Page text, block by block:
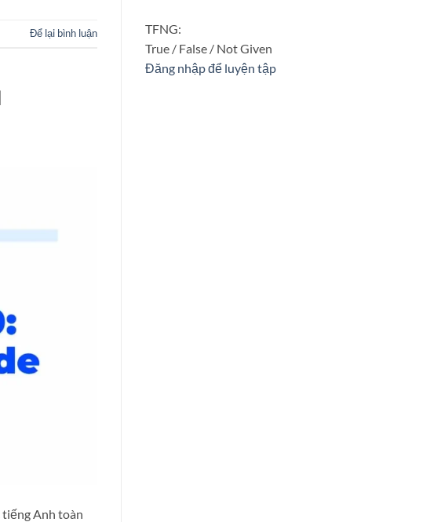
Để lại bình luận
tiếng Anh toàn
TFNG:
True / False / Not Given
Đăng nhập để luyện tập